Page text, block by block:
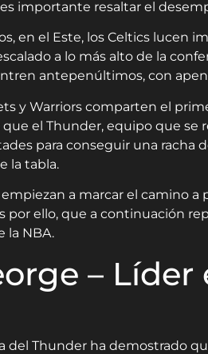
importante resaltar el
en el Este, los Celtics lucen
a lo más alto de la
antepenúltimos, con
y Warriors comparten el
el Thunder, equipo que se
para conseguir una racha
la tabla.
a marcar el camino
por ello, que a continuación
la NBA.
– Líder
del Thunder ha demostrado